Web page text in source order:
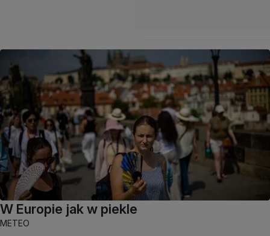
W Europie jak w piekle
METEO